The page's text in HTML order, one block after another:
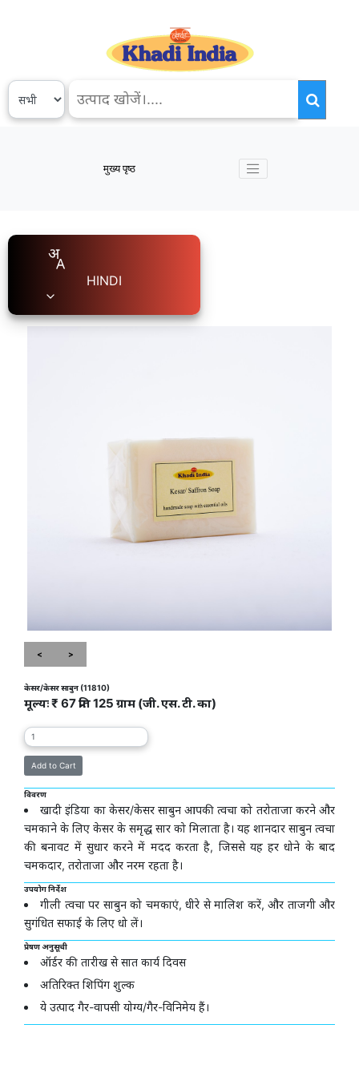
मुख्य पृष्ठ
HINDI
< >
केसर/केसर साबुन (11810)
मूल्यः ₹ 67 प्रति 125 ग्राम (जी. एस. टी. का)
विवरण
खादी इंडिया का केसर/केसर साबुन आपकी त्वचा को तरोताजा करने और
चमकाने के लिए केसर के समृद्ध सार को मिलाता है। यह शानदार साबुन त्वचा
की बनावट में सुधार करने में मदद करता है, जिससे यह हर धोने के बाद
चमकदार, तरोताजा और नरम रहता है।
उपयोग निर्देश
गीली त्वचा पर साबुन को चमकाएं, धीरे से मालिश करें, और ताजगी और
सुगंधित सफाई के लिए धो लें।
प्रेषण अनुसूची
ऑर्डर की तारीख से सात कार्य दिवस
अतिरिक्त शिपिंग शुल्क
ये उत्पाद गैर-वापसी योग्य/गैर-विनिमेय हैं।